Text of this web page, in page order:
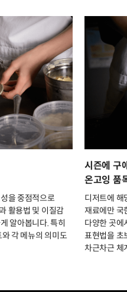
을 중점적으로
활용법 및 이질감
알아봅니다. 특히
각 메뉴의 의미도
시즌에 구
온고잉 품
디저트에 해
재료에만 국
다양한 곳에
표현법을 초
차근차근 체